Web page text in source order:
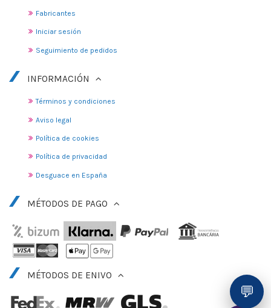
Fabricantes
Iniciar sesión
Seguimiento de pedidos
INFORMACIÓN
Términos y condiciones
Aviso legal
Política de cookies
Política de privacidad
Desguace en España
MÉTODOS DE PAGO
MÉTODOS DE ENIVO
💬